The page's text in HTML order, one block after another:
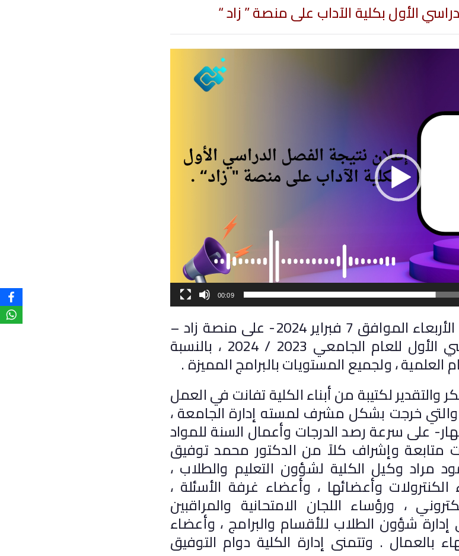
الأول بكلية الآداب على منصة ” زاد “
00:09
أعلنت إدارة كلية الآداب اليوم الأربعاء الموافق 7 فبراير 2024- على منصة زاد –
نتيجة امتحانات الفصل الدراسي الأول للعام الجامعي 2023 / 2024 ، بالنسبة
العلمية ، ولجميع المستويات بالبرامج المميزة .
والتقدير لكتيبة من أبناء الكلية تفانت في العمل
والتي خرجت بشكل مشرف لمسته إدارة الجامعة ،
على سرعة رصد الدرجات وأعمال السنة للمواد
متابعة وإشراف كلاً من الدكتور محمد توفيق
مراد وكيل الكلية لشؤون التعليم والطلاب ،
وأعضائها ، وأعضاء غرفة الأسئلة ،
، ورؤساء اللجان الامتحانية والمراقبين
شؤون الطلاب للأقسام والبرامج ، وأعضاء
بالعمال . وتتمنى إدارة الكلية دوام التوفيق